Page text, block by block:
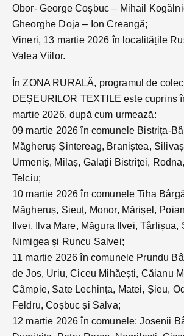
Obor- George Coşbuc – Mihail
Gheorghe Doja – Ion Creangă;
Vineri, 13 martie 2026 în localitățile
Valea Viilor.
În ZONA RURALĂ, programul de
DEȘEURILOR TEXTILE este cuprins
martie 2026, după cum urmează:
09 martie 2026 în comunele Bistrița-
Măgheruș Șintereag, Braniștea,
Urmeniș, Milaș, Galații Bistriței,
Telciu;
10 martie 2026 în comunele Tiha
Măgheruș, Șieuț, Monor, Mărișel,
Ilvei, Ilva Mare, Măgura Ilvei, Târlișua,
Nimigea și Runcu Salvei;
11 martie 2026 în comunele Prundu
de Jos, Uriu, Ciceu Mihăești, Căianu
Câmpie, Sate Lechința, Matei, Șieu,
Feldru, Coșbuc și Salva;
12 martie 2026 în comunele: Josenii